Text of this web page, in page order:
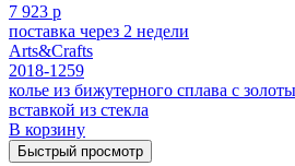
7 923 р
поставка через 2 недели
Arts&Crafts
2018-1259
колье из бижутерного сплава с
вставкой из стекла
В корзину
Быстрый просмотр